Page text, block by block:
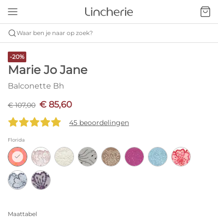
Waar ben je naar op zoek?
-20%
Marie Jo Jane
Balconette Bh
€ 107,00 € 85,60
45 beoordelingen
Florida
Maattabel